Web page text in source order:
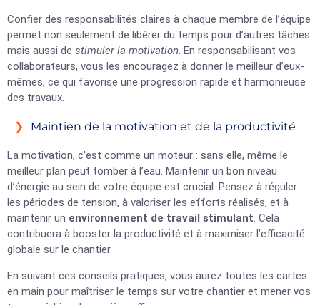
Confier des responsabilités claires à chaque membre de l’équipe
permet non seulement de libérer du temps pour d’autres tâches
mais aussi de stimuler la motivation. En responsabilisant vos
collaborateurs, vous les encouragez à donner le meilleur d’eux-
mêmes, ce qui favorise une progression rapide et harmonieuse
des travaux.
Maintien de la motivation et de la productivité
La motivation, c’est comme un moteur : sans elle, même le
meilleur plan peut tomber à l’eau. Maintenir un bon niveau
d’énergie au sein de votre équipe est crucial. Pensez à réguler
les périodes de tension, à valoriser les efforts réalisés, et à
maintenir un environnement de travail stimulant. Cela
contribuera à booster la productivité et à maximiser l’efficacité
globale sur le chantier.
En suivant ces conseils pratiques, vous aurez toutes les cartes
en main pour maîtriser le temps sur votre chantier et mener vos